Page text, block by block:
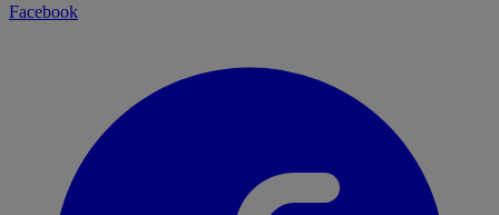
Facebook